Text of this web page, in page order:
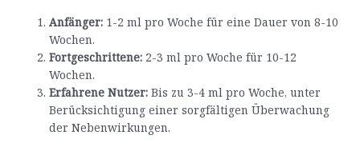
Anfänger: 1-2 ml pro Woche für eine Dauer von 8-10
Wochen.
Fortgeschrittene: 2-3 ml pro Woche für 10-12
Wochen.
Erfahrene Nutzer: Bis zu 3-4 ml pro Woche, unter
Berücksichtigung einer sorgfältigen Überwachung
der Nebenwirkungen.